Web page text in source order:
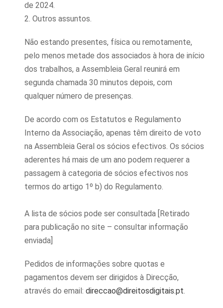
de 2024.
2. Outros assuntos.
Não estando presentes, física ou remotamente,
pelo menos metade dos associados à hora de início
dos trabalhos, a Assembleia Geral reunirá em
segunda chamada 30 minutos depois, com
qualquer número de presenças.
De acordo com os Estatutos e Regulamento
Interno da Associação, apenas têm direito de voto
na Assembleia Geral os sócios efectivos. Os sócios
aderentes há mais de um ano podem requerer a
passagem à categoria de sócios efectivos nos
termos do artigo 1º b) do Regulamento.
A lista de sócios pode ser consultada [Retirado
para publicação no site – consultar informação
enviada]
Pedidos de informações sobre quotas e
pagamentos devem ser dirigidos à Direcção,
através do email: direccao@direitosdigitais.pt.